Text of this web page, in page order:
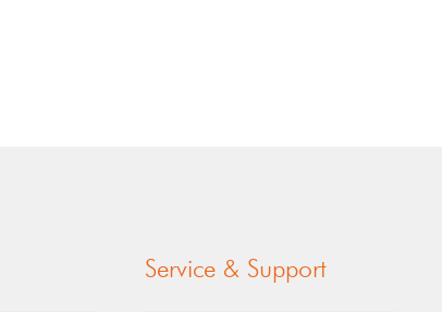
Service & Support